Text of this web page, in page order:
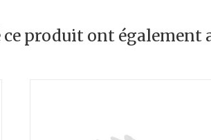
produit ont également